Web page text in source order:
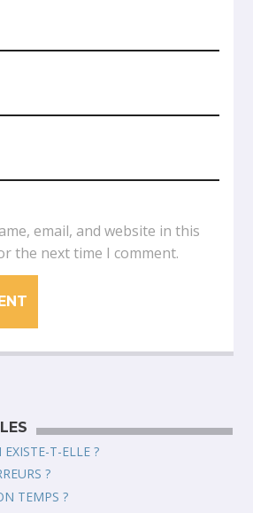
email, and website in this
the next time I comment.
T-ELLE ?
?
TEMPS ?